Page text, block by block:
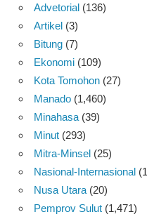
Advetorial (136)
Artikel (3)
Bitung (7)
Ekonomi (109)
Kota Tomohon (27)
Manado (1,460)
Minahasa (39)
Minut (293)
Mitra-Minsel (25)
Nasional-Internasional
Nusa Utara (20)
Pemprov Sulut (1,471)